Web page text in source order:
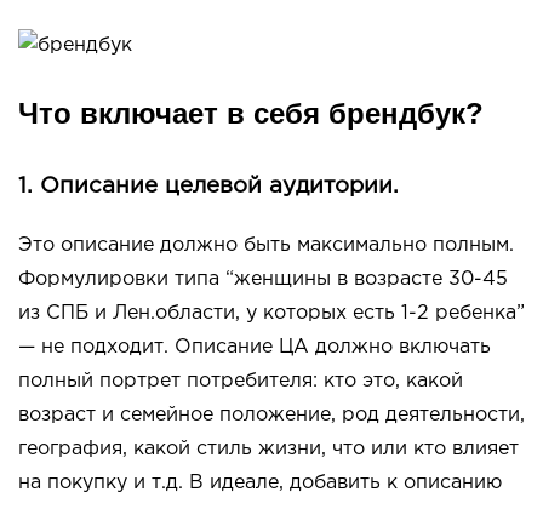
Что включает в себя брендбук?
1. Описание целевой аудитории.
Это описание должно быть максимально полным.
Формулировки типа “женщины в возрасте 30-45
из СПБ и Лен.области, у которых есть 1-2 ребенка”
— не подходит. Описание ЦА должно включать
полный портрет потребителя: кто это, какой
возраст и семейное положение, род деятельности,
география, какой стиль жизни, что или кто влияет
на покупку и т.д. В идеале, добавить к описанию